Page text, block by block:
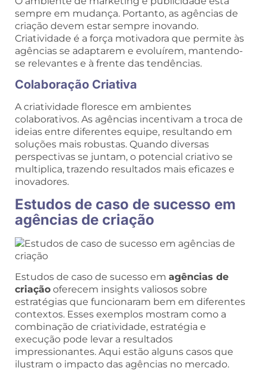
sempre em mudança. Portanto, as agências de
criação devem estar sempre inovando.
Criatividade é a força motivadora que permite às
agências se adaptarem e evoluírem, mantendo-
se relevantes e à frente das tendências.
Colaboração Criativa
A criatividade floresce em ambientes
colaborativos. As agências incentivam a troca de
ideias entre diferentes equipe, resultando em
soluções mais robustas. Quando diversas
perspectivas se juntam, o potencial criativo se
multiplica, trazendo resultados mais eficazes e
inovadores.
Estudos de caso de sucesso em
agências de criação
Estudos de caso de sucesso em agências de
criação oferecem insights valiosos sobre
estratégias que funcionaram bem em diferentes
contextos. Esses exemplos mostram como a
combinação de criatividade, estratégia e
execução pode levar a resultados
impressionantes. Aqui estão alguns casos que
ilustram o impacto das agências no mercado.